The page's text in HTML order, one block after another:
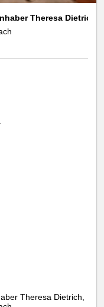
Theresa Dietrich
Theresa Dietrich,